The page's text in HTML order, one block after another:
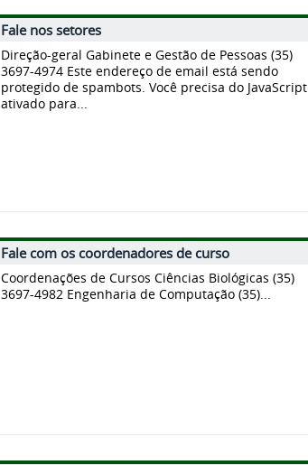
Fale nos setores
Direção-geral Gabinete e Gestão de Pessoas (35)
3697-4974 Este endereço de email está sendo
protegido de spambots. Você precisa do JavaScript
ativado para...
Fale com os coordenadores de curso
Coordenações de Cursos Ciências Biológicas (35)
3697-4982 Engenharia de Computação (35)...